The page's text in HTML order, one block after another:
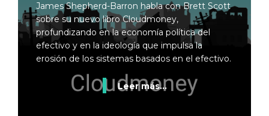
James Shepherd-Barron habla con Brett Scott
sobre su nuevo libro Cloudmoney,
profundizando en la economía política del
efectivo y en la ideología que impulsa la
erosión de los sistemas basados en el efectivo.
Leer más...